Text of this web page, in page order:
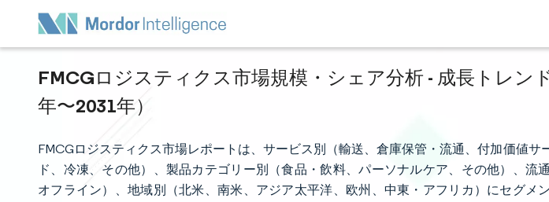
FMCGロジスティクス市場規模・シェア分析 - 成長トレン
年〜2031年）
FMCGロジスティクス市場レポートは、サービス別（輸送、倉庫保管・流通、付加価値サ
ド、冷凍、その他）、製品カテゴリー別（食品・飲料、パーソナルケア、その他）、流
オフライン）、地域別（北米、南米、アジア太平洋、欧州、中東・アフリカ）にセグメ